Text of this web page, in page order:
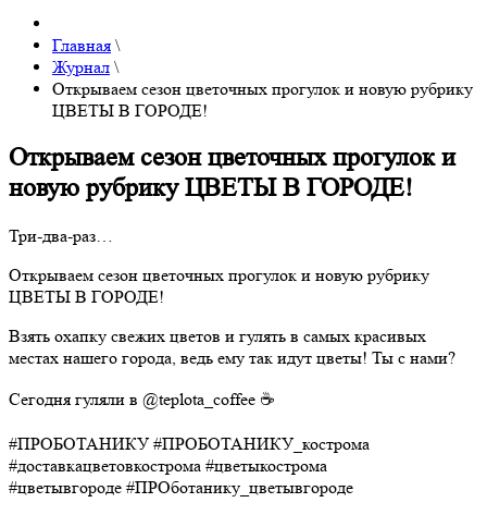
Главная \
Журнал \
Открываем сезон цветочных прогулок и новую рубрику
ЦВЕТЫ В ГОРОДЕ!
Открываем сезон цветочных прогулок и
новую рубрику ЦВЕТЫ В ГОРОДЕ!
Три-два-раз…
Открываем сезон цветочных прогулок и новую рубрику
ЦВЕТЫ В ГОРОДЕ!
Взять охапку свежих цветов и гулять в самых красивых
местах нашего города, ведь ему так идут цветы! Ты с нами?
Сегодня гуляли в @teplota_coffee ☕️
#ПРОБОТАНИКУ #ПРОБОТАНИКУ_кострома
#доставкацветовкострома #цветыкострома
#цветывгороде #ПРОботанику_цветывгороде